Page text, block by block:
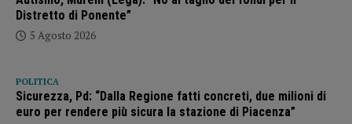
Distretto di Ponente”
5 Agosto 2026
POLITICA
Sicurezza, Pd: “Dalla Regione fatti concreti, due milioni di
euro per rendere più sicura la stazione di Piacenza”